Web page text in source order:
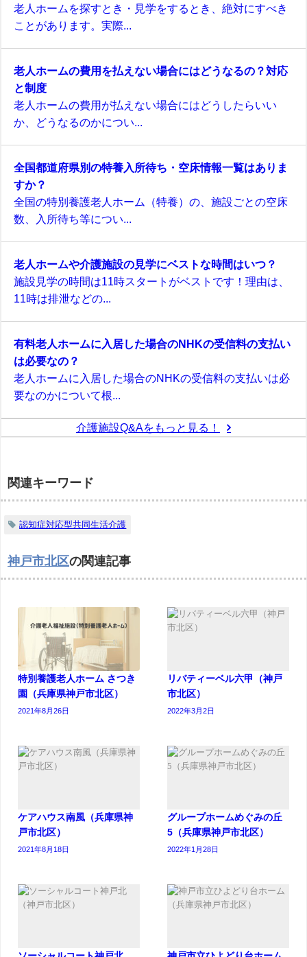
老人ホームを探すとき・見学をするとき、絶対にすべき
ことがあります。実際...
老人ホームの費用を払えない場合にはどうなるの？対応
と制度
老人ホームの費用が払えない場合にはどうしたらいい
か、どうなるのかについ...
全国都道府県別の特養入所待ち・空床情報一覧はありま
すか？
全国の特別養護老人ホーム（特養）の、施設ごとの空床
数、入所待ち等につい...
老人ホームや介護施設の見学にベストな時間はいつ？
施設見学の時間は11時スタートがベストです！理由は、
11時は排泄などの...
有料老人ホームに入居した場合のNHKの受信料の支払い
は必要なの？
老人ホームに入居した場合のNHKの受信料の支払いは必
要なのかについて根...
介護施設Q&Aをもっと見る！
関連キーワード
認知症対応型共同生活介護
神戸市北区の関連記事
特別養護老人ホーム さつき
園（兵庫県神戸市北区）
2021年8月26日
リバティーベル六甲（神戸
市北区）
2022年3月2日
ケアハウス南風（兵庫県神
戸市北区）
2021年8月18日
グループホームめぐみの丘
5（兵庫県神戸市北区）
2022年1月28日